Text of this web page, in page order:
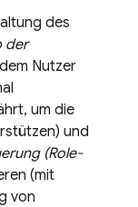
des
der
Nutzer
um die
und
(Role-
(mit
von